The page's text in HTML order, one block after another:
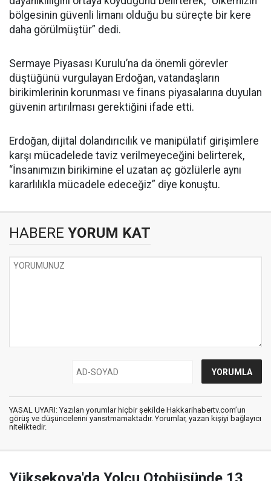
bölgesinin güvenli limanı olduğu bu süreçte bir kere
daha görülmüştür” dedi.
Sermaye Piyasası Kurulu’na da önemli görevler
düştüğünü vurgulayan Erdoğan, vatandaşların
birikimlerinin korunması ve finans piyasalarına duyulan
güvenin artırılması gerektiğini ifade etti.
Erdoğan, dijital dolandırıcılık ve manipülatif girişimlere
karşı mücadelede taviz verilmeyeceğini belirterek,
“İnsanımızın birikimine el uzatan aç gözlülerle aynı
kararlılıkla mücadele edeceğiz” diye konuştu.
HABERE YORUM KAT
YASAL UYARI: Yazılan yorumlar hiçbir şekilde Hakkarihabertv.com’un
görüş ve düşüncelerini yansıtmamaktadır. Yorumlar, yazan kişiyi bağlayıcı
niteliktedir.